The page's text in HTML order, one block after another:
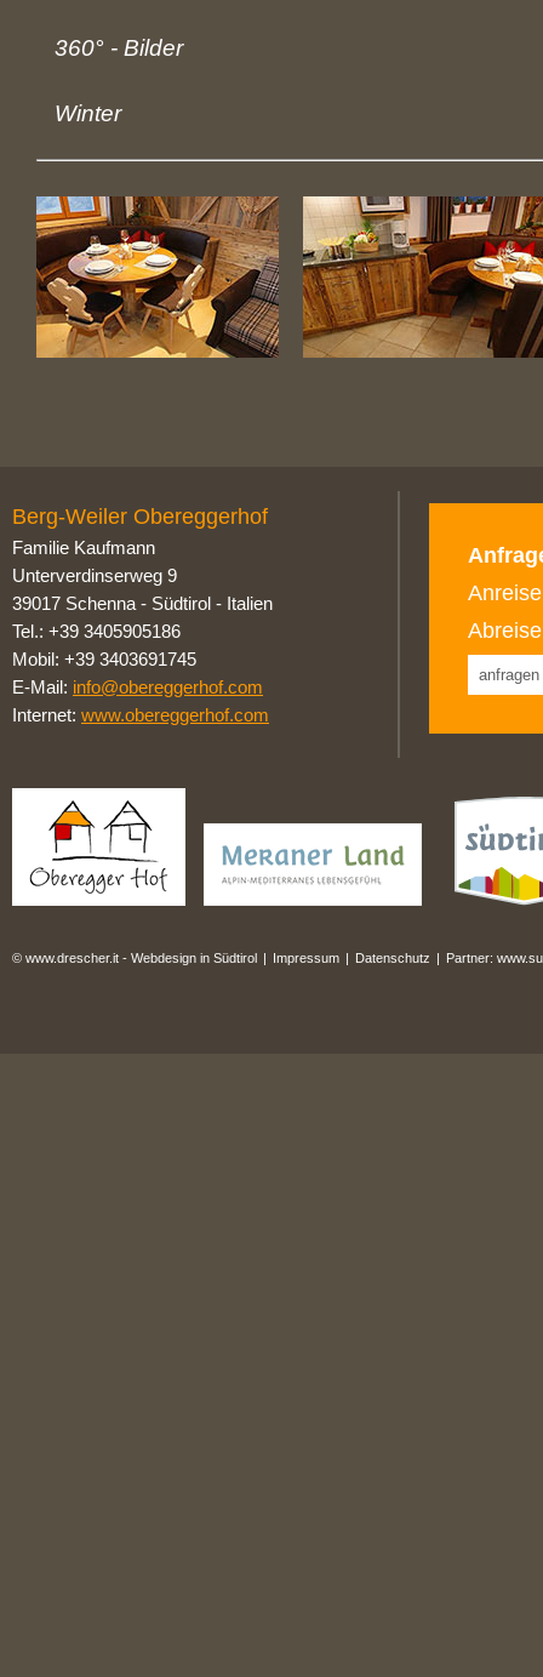
360° - Bilder
Winter
Berg-Weiler Obereggerhof
Familie Kaufmann
Unterverdinserweg 9
39017 Schenna - Südtirol - Italien
Tel.: +39 3405905186
Mobil: +39 3403691745
E-Mail: info@obereggerhof.com
Internet: www.obereggerhof.com
© www.drescher.it - Webdesign in Südtirol | Impressum | Datenschutz | Partner: